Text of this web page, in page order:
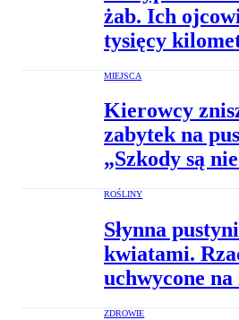
żab. Ich
tysięcy
MIEJSCA
Kierowcy
zabytek na
„Szkody są
ROŚLINY
Słynna
kwiatami.
uchwycone
ZDROWIE